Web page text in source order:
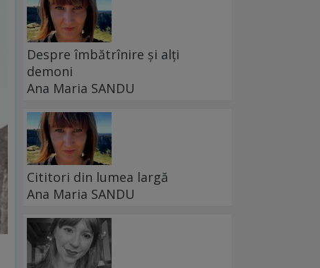
Despre îmbătrînire și alți
demoni
Ana Maria SANDU
Cititori din lumea largă
Ana Maria SANDU